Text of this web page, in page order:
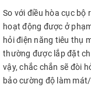
So với điều hòa cục bộ
hoạt động được ở
hỏi điện năng tiêu thụ
thường được lắp đặt
vậy, chắc chắn sẽ đòi
bảo cường độ làm